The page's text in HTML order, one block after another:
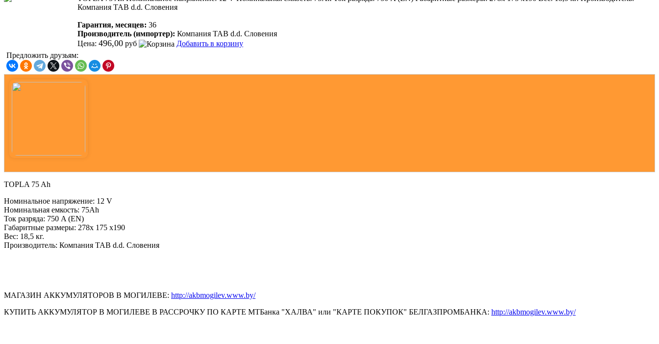
Компания TAB d.d. Словения
Гарантия, месяцев: 36
Производитель (импортер): Компания TAB d.d. Словения
Цена: 496,00 руб
Добавить в корзину
Предложить друзьям:
TOPLA 75 Ah
Номинальное напряжение: 12 V
Номинальная емкость: 75Ah
Ток разряда: 750 A (EN)
Габаритные размеры: 278x 175 x190
Вес: 18,5 кг.
Производитель: Компания TAB d.d. Словения
МАГАЗИН АККУМУЛЯТОРОВ В МОГИЛЕВЕ: http://akbmogilev.www.by/
КУПИТЬ АККУМУЛЯТОР В МОГИЛЕВЕ В РАССРОЧКУ ПО КАРТЕ МТБанка "ХАЛВА" или "КАРТЕ ПОКУПОК" БЕЛГАЗПРОМБАНКА: http://akbmogilev.www.by/